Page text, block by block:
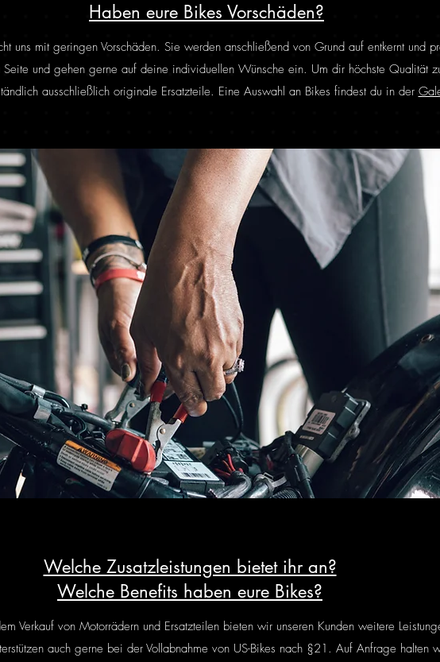
Haben eure Bikes Vorschäden?
uns mit geringen Vorschäden. Sie werden anschließend von Grund auf entkernt und
und gehen gerne auf deine individuellen Wünsche ein. Um dir höchste Qualität
ausschließlich originale Ersatzteile. Eine Auswahl an Bikes findest du in der
Welche Zusatzleistungen bietet ihr an?
Welche Benefits haben eure Bikes?
Verkauf von Motorrädern und Ersatzteilen bieten wir unseren Kunden weitere
auch gerne bei der Vollabnahme von US-Bikes nach §21. Auf Anfrage halten